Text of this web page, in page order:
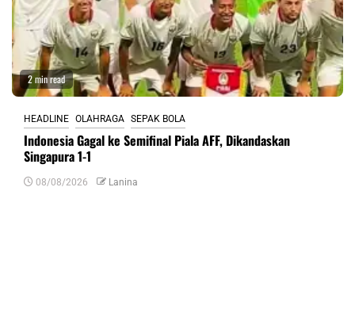
2 min read
HEADLINE OLAHRAGA SEPAK BOLA
Indonesia Gagal ke Semifinal Piala AFF, Dikandaskan
Singapura 1-1
08/08/2026 Lanina